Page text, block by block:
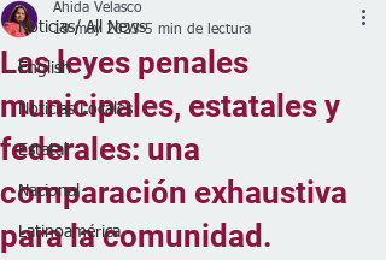
Noticias/ All News
English
Noticias Locales
Estatal
Nacional
Latinoamérica
Las leyes penales
municipales, estatales y
federales: una
comparación exhaustiva
para la comunidad.
Ahida Velasco
19 may 2023 5 min de lectura